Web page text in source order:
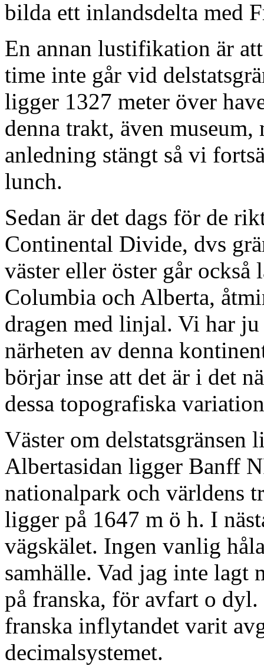
bilda ett inlandsdelta med
En annan lustifikation är
time inte går vid
ligger 1327 meter över
denna trakt, även
anledning stängt så vi
lunch.
Sedan är det dags för de
Continental Divide, dvs
väster eller öster går
Columbia och Alberta,
dragen med linjal. Vi har
närheten av denna
börjar inse att det är i det
dessa topografiska
Väster om delstatsgränsen
Albertasidan ligger Banff
nationalpark och världens
ligger på 1647 m ö h. I
vägskälet. Ingen vanlig
samhälle. Vad jag inte
på franska, för avfart o
franska inflytandet varit
decimalsystemet.